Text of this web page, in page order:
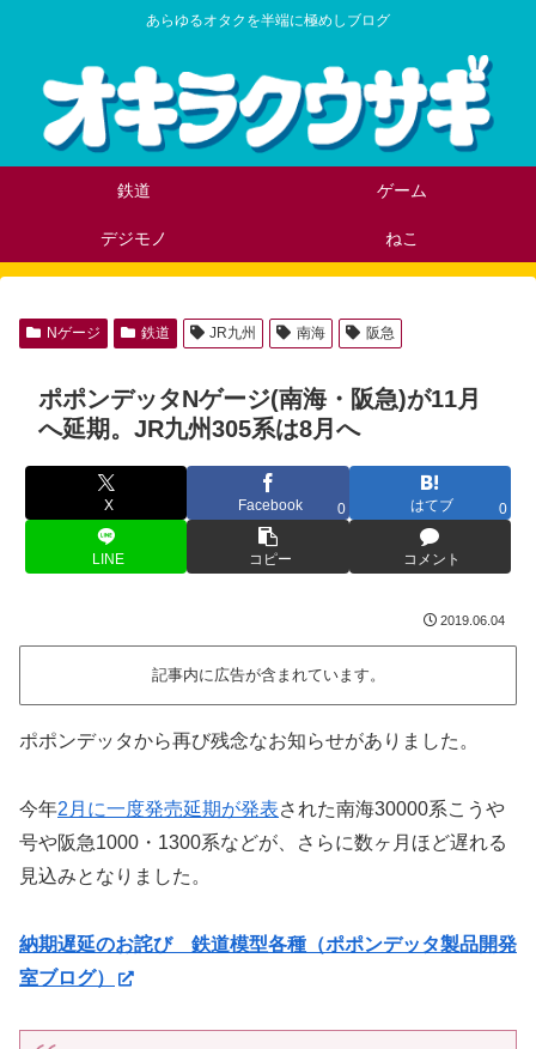
あらゆるオタクを半端に極めしブログ
鉄道 ゲーム
デジモノ ねこ
Nゲージ 鉄道 JR九州 南海 阪急
ポポンデッタNゲージ(南海・阪急)が11月
へ延期。JR九州305系は8月へ
X Facebook 0 はてブ 0
LINE コピー コメント
2019.06.04
記事内に広告が含まれています。
ポポンデッタから再び残念なお知らせがありました。
今年2月に一度発売延期が発表された南海30000系こうや
号や阪急1000・1300系などが、さらに数ヶ月ほど遅れる
見込みとなりました。
納期遅延のお詫び 鉄道模型各種（ポポンデッタ製品開発
室ブログ）